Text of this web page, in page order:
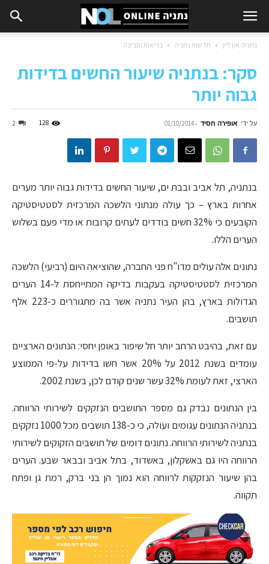
נתניה און ליין חדשות נתניה בריאות וסביבה
סקר: בנתניה שיעור החשים בדידות
גבוה יותר
על ידי אופירה חסיד -
01/10/2014
2 128
בנתניה, תל אביב ובבת ים, שיעור החשים בדידות גבוה יותר מערים
אחרות בארץ – כך עולה מנתוני הלשכה המרכזית לסטטיסטיקה
הקובעים כי 32% חשים בודדים לעתים קרובות או מדי פעם בשלוש
הערים הללו.
נתונים אלה עולים מדו"ח פני החברה, שהוציאה היום (רביעי) הלשכה
המרכזית לסטטיסטיקה בעקבות בדיקה המתייחסת ל-14 הערים
הגדולות בארץ, בהן העיר נתניה אשר בה מתגוררים כ-223 אלף
תושבים.
עם זאת, בהיבט הרחב יותר חל שיפור באופן יחסי: הנתונים הארציים
עומדים בשנת 2012 על 20% אשר חשו בדידות על-פי הממוצע
הארצי, זאת לעומת 32% עשר שנים קודם לכן, בשנת 2002.
בין הנתונים נבדק גם מספר התושבים הנזקקים לשירותי הרווחה.
בנתניה הנתונים עגומים ועולה, כי כ-138 תושבים מכל 1000 נזקקים
בנתניה לשירותי הרווחה. נתונים דומים של תושבים הזקוקים לשירותי
הרווחה היו גם באשקלון, באשדוד, בתל אביב ובבאר שבע. הערים
בהן שיעור הנזקקות לרווחה הוא נמוך הן בני ברק, רמת גן ופתח
תקווה.